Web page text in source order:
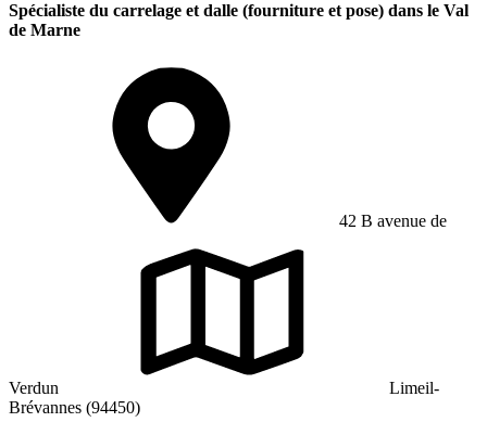
Spécialiste du carrelage et dalle (fourniture et pose) dans le Val
de Marne
42 B avenue de
Verdun
Limeil-
Brévannes (94450)